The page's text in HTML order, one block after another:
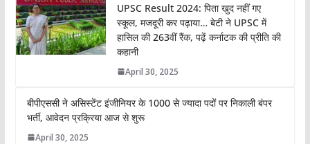
UPSC Result 2024: पिता खुद नहीं गए
स्कूल, मजदूरी कर पढ़ाया… बेटी ने UPSC में
हासिल की 263वीं रैंक, पढ़ें कर्नाटक की प्रीति की
कहानी
April 30, 2025
बीपीएससी ने असिस्टेंट इंजीनियर के 1000 से ज्यादा पदों पर निकाली बंपर
भर्ती, आवेदन प्रक्रिया आज से शुरू
April 30, 2025